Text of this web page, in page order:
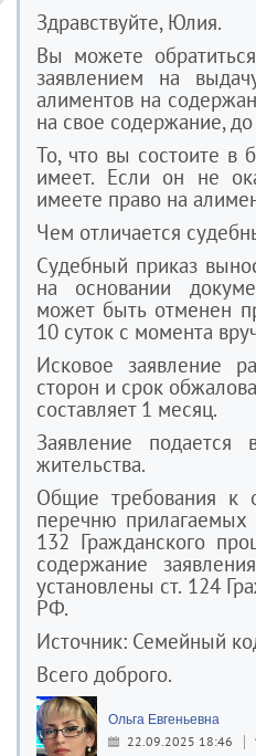
Здравствуйте, Юлия.
Вы можете
заявлением на
алиментов на
на свое содержание,
То, что вы состоите в
имеет. Если он не
имеете право на
Чем отличается
Судебный приказ
на основании
может быть отменен
10 суток с момента
Исковое заявление
сторон и срок
составляет 1 месяц.
Заявление
жительства.
Общие требования к
перечню прилагаемых
132 Гражданского
содержание
установлены ст. 124
РФ.
Источник: Семейный
Всего доброго.
Ольга Евгеньевна
22.09.2025 18:46